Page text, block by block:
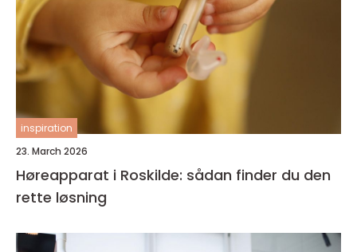
inspiration
23. March 2026
Høreapparat i Roskilde: sådan finder du den
rette løsning